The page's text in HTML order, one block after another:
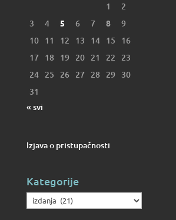
1
2
3
4 5 6 7 8
9
10 11 12 13 14 15
16
17 18 19 20 21 22
23
24 25 26 27 28 29
30
31
« svi
Izjava o pristupačnosti
Kategorije
Kategorije